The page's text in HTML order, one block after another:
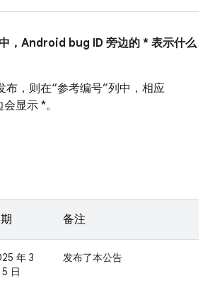
，Android bug ID 旁边的 * 表示什么
布，则在“参考编号”列中，相应
显示 *。
备注
年 3
5 日
发布了本公告